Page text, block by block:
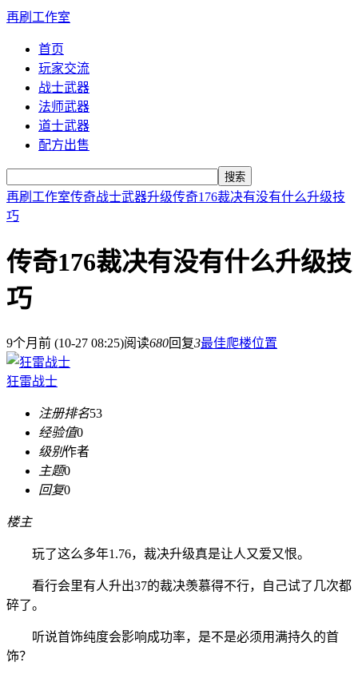
再刷工作室
首页
玩家交流
战士武器
法师武器
道士武器
配方出售
搜索
再刷工作室传奇战士武器升级传奇176裁决有没有什么升级技
巧
传奇176裁决有没有什么升级技
巧
9个月前 (10-27 08:25)阅读680回复3最佳爬楼位置
狂雷战士
注册排名53
经验值0
级别作者
主题0
回复0
楼主
玩了这么多年1.76，裁决升级真是让人又爱又恨。
看行会里有人升出37的裁决羡慕得不行，自己试了几次都
碎了。
听说首饰纯度会影响成功率，是不是必须用满持久的首
饰？